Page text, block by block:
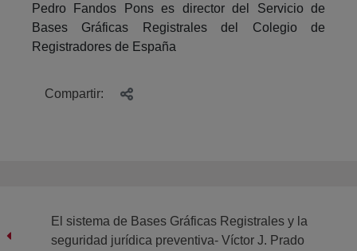
Pedro Fandos Pons es director del Servicio de
Bases Gráficas Registrales del Colegio de
Registradores de España
Compartir:
El sistema de Bases Gráficas Registrales y la
seguridad jurídica preventiva- Víctor J. Prado